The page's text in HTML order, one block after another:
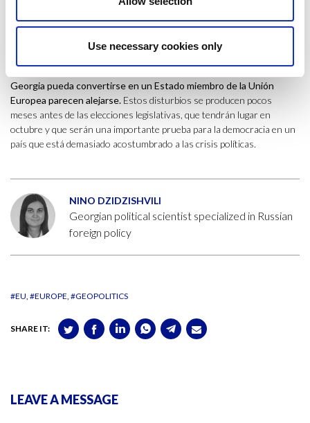
Use necessary cookies only
separatistas de Georgia por parte de Rusia: Abjasia y Osetia del Sur.
Georgia pueda convertirse en un Estado miembro de la Unión
Europea parecen alejarse. Estos disturbios se producen pocos
meses antes de las elecciones legislativas, que tendrán lugar en
octubre y que serán una importante prueba para la democracia en un
país que está demasiado acostumbrado a las crisis políticas.
NINO DZIDZISHVILI
Georgian political scientist specialized in Russian
foreign policy
#EU #EUROPE #GEOPOLITICS
SHARE IT:
LEAVE A MESSAGE